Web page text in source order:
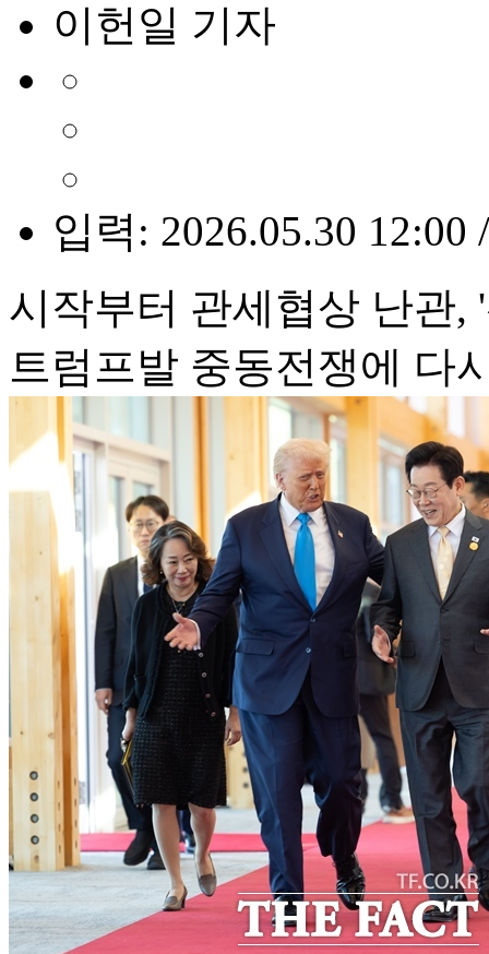
이헌일 기자
입력: 2026.05.30 12:00
시작부터 관세협상 난관,
트럼프발 중동전쟁에 다